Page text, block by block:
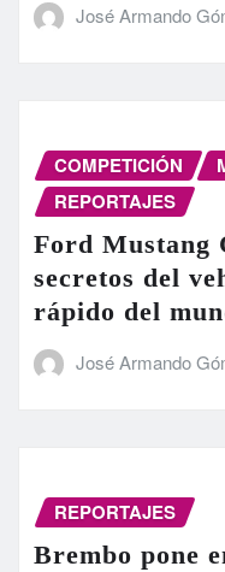
José Armando
COMPETICIÓN
REPORTAJES
Ford Mustang
secretos del
rápido del
José Armando
REPORTAJES
Brembo pone